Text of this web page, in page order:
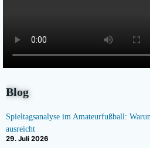
Blog
Spieltagsanalyse im Amateurfußball:
ausreicht
29. Juli 2026